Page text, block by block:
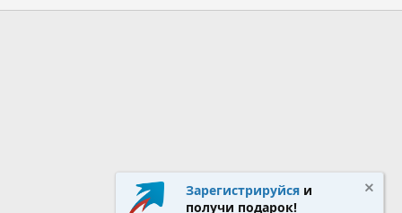
Зарегистрируйся и
получи подарок!